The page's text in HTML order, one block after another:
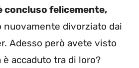
concluso felicemente,
nuovamente divorziato dai
Adesso però avete visto
è accaduto tra di loro?